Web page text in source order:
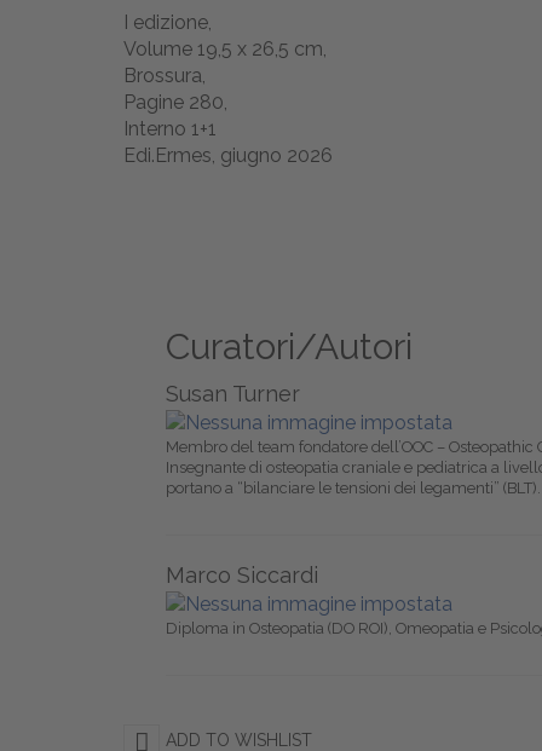
I edizione,
Volume 19,5 x 26,5 cm,
Brossura,
Pagine 280,
Interno 1+1
Edi.Ermes, giugno 2026
Curatori/Autori
Susan Turner
Membro del team fondatore dell’OOC – Osteopathic
Insegnante di osteopatia craniale e pediatrica a
portano a “bilanciare le tensioni dei legamenti” (BLT).
Marco Siccardi
Diploma in Osteopatia (DO ROI), Omeopatia e
ADD TO WISHLIST